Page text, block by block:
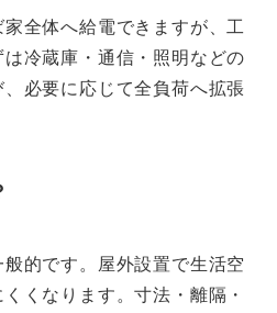
家全体へ給電できますが、工
冷蔵庫・通信・照明などの
、必要に応じて全負荷へ拡張
的です。屋外設置で生活空
くなります。寸法・離隔・